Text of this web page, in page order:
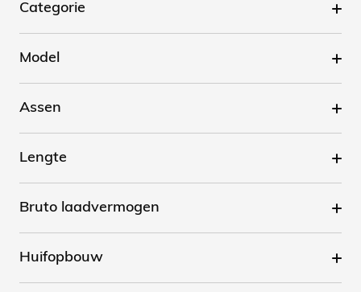
Categorie
Model
Assen
Lengte
Bruto laadvermogen
Huifopbouw